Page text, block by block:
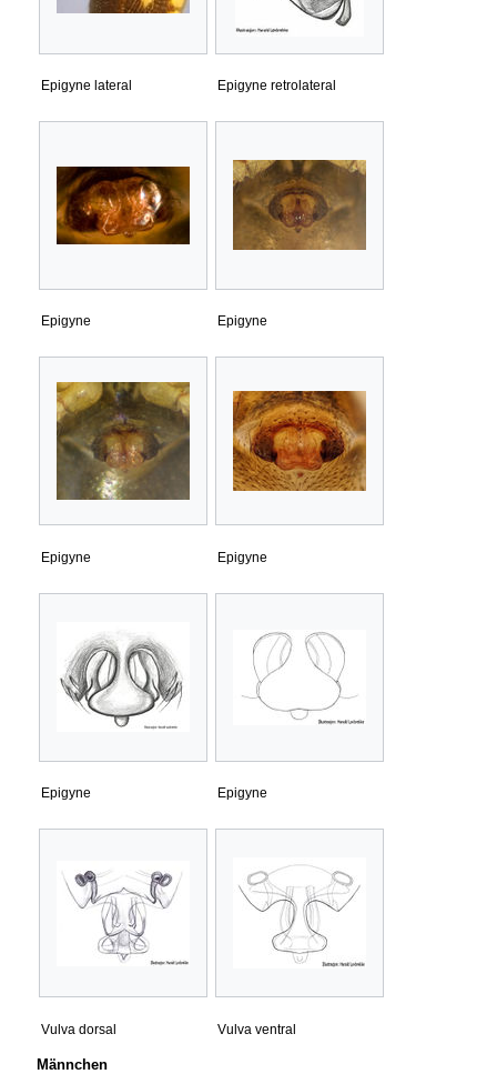
Epigyne lateral Epigyne retrolateral
Epigyne Epigyne
Epigyne Epigyne
Epigyne Epigyne
Vulva dorsal Vulva ventral
Männchen